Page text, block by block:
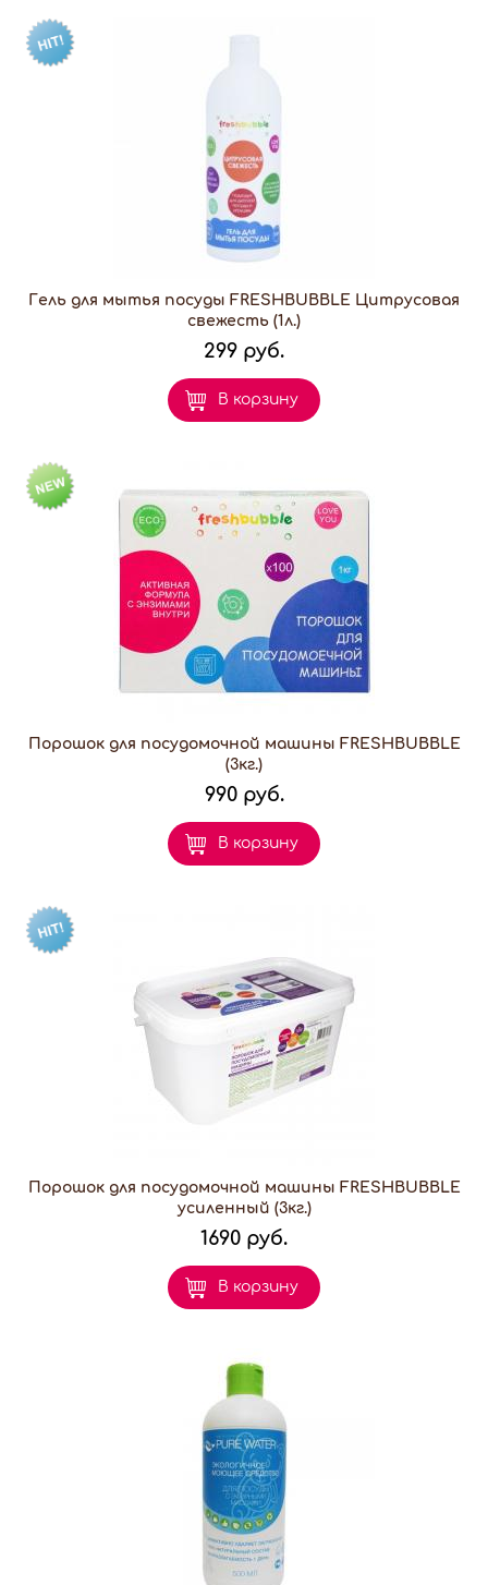
Гель для мытья посуды FRESHBUBBLE Цитрусовая
свежесть (1л.)
299 руб.
В корзину
Порошок для посудомочной машины FRESHBUBBLE
(3кг.)
990 руб.
В корзину
Порошок для посудомочной машины FRESHBUBBLE
усиленный (3кг.)
1690 руб.
В корзину